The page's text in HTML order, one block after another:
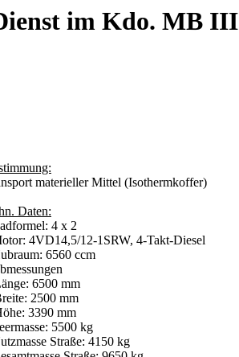
im Kdo. MB III
materieller Mittel (Isothermkoffer)
Daten:
4 x 2
4VD14,5/12-1SRW, 4-Takt-Diesel
6560 ccm
6500 mm
2500 mm
3390 mm
5500 kg
Straße: 4150 kg